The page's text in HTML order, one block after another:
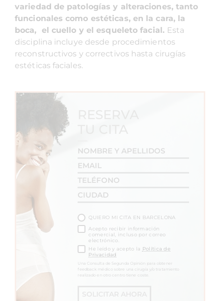
variedad de patologías y alteraciones, tanto
funcionales como estéticas, en la cara, la
boca, el cuello y el esqueleto facial. Esta
disciplina incluye desde procedimientos
reconstructivos y correctivos hasta cirugías
estéticas faciales.
QUIERO MI CITA EN BARCELONA
Acepto recibir información
comercial, incluso por correo
electrónico.
He leído y acepto la Política de
Privacidad
Una Consulta de Segunda Opinión para obtener
feedback médico sobre una cirugía y/o tratamiento
realizado en otro centro tiene coste.